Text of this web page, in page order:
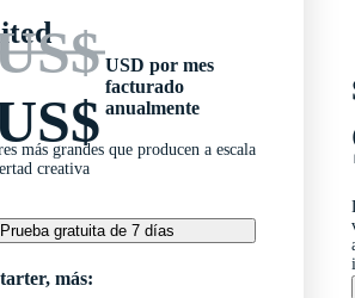
USD por mes
facturado
anualmente
más grandes que producen a escala
creativa
Prueba gratuita de 7 días
más: